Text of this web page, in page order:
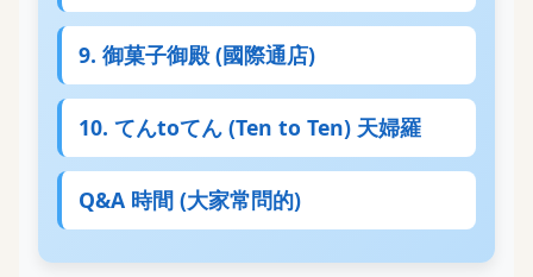
9. 御菓子御殿 (國際通店)
10. てんtoてん (Ten to Ten) 天婦羅
Q&A 時間 (大家常問的)